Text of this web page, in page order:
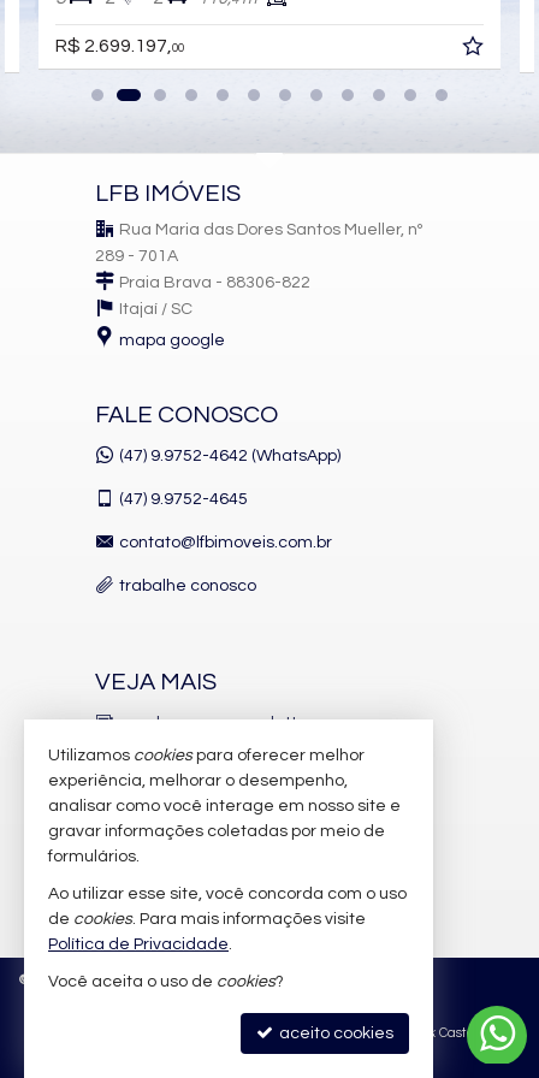
Sala para 2 Ambientes
Cozinha
Sacada Técnica
Características do Empreendimento
Sala de Jogos
Salão de Festas
Quadra Esportiva
Espaço Gourmet
Espaço Fitness
Portaria 24h
Playground
Brinquedoteca
Automação Predial
Piscina Infantil
Bicicletário
Gás Central
Pet Place
Entrada para Banhistas
Hall Decorado e Mobiliado
Infra para Veículos Elétricos
R$ 2.699.197,00
LFB IMÓVEIS
Rua Maria das Dores Santos Mueller, nº
289 - 701A
Praia Brava - 88306-822
Itajaí / SC
mapa google
FALE CONOSCO
(47) 9.9752-4642 (WhatsApp)
(47) 9.9752-4645
contato@lfbimoveis.com.br
trabalhe conosco
VEJA MAIS
receba nosso newsletter
indicadores financeiros
cadastre seu imóvel
imóveis favoritos
mapa de imóveis
© 2026 CRECI/SC 6.388-J Política de Privacidade
Site para imobiliárias: Castel Digital
Utilizamos cookiespara oferecer melhor
experiência, melhorar o desempenho,
analisar como você interage em nosso site e
gravar informações coletadas por meio de
formulários.
Ao utilizar esse site, você concorda com o uso
de cookies. Para mais informações visite
Política de Privacidade.
Você aceita o uso de cookies?
aceito cookies